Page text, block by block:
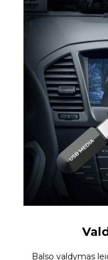
Balso valdymas